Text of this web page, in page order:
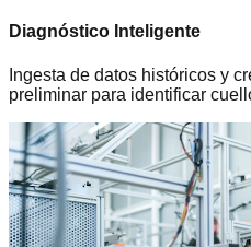
Diagnóstico Inteligente
Ingesta de datos históricos y
preliminar para identificar